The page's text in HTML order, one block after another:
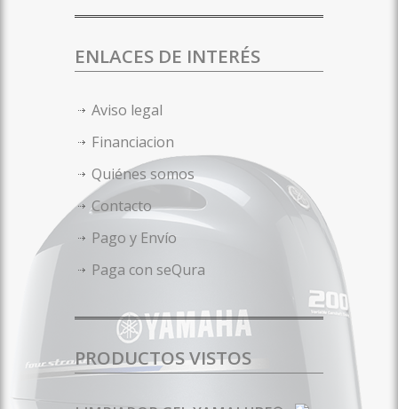
ENLACES DE INTERÉS
Aviso legal
Financiacion
Quiénes somos
Contacto
Pago y Envío
Paga con seQura
PRODUCTOS VISTOS